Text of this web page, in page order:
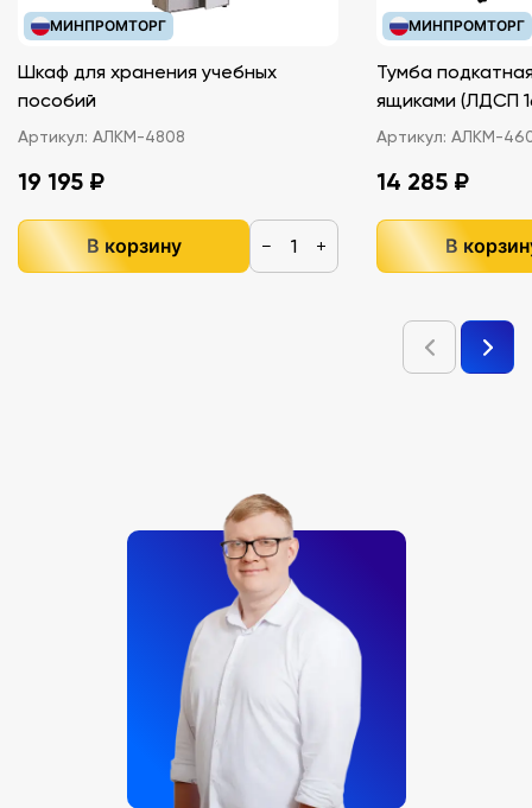
МИНПРОМТОРГ
Шкаф для хранения учебных
пособий
Артикул: АЛКМ-4808
19 195 ₽
В корзину − +
МИНПРОМТОРГ
Тумба
ящиками
Артикул: АЛКМ-
14 285 ₽
В